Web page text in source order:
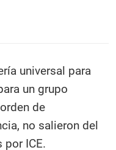
universal para
un grupo
de
no salieron del
ICE.